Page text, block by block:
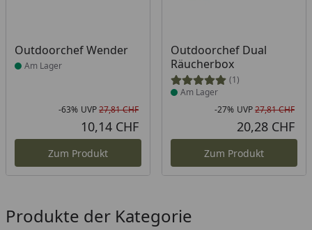
Outdoorchef Wender
Produkt am Lager
Am Lager
Rabatt in Prozent
-63%
Ursprünglicher Preis
UVP27,81 CHF
10,14 CHF
Zum Produkt
Outdoorchef Dual
Räucherbox
(1)
Produkt am Lager
Am Lager
-27% UVP27,81 CHF
20,28 CHF
Zum Produkt
Produkte der Kategorie